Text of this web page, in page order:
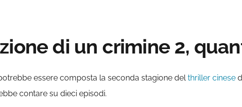
di un crimine 2,
essere composta la seconda stagione delthriller cinese
contare su dieci episodi.